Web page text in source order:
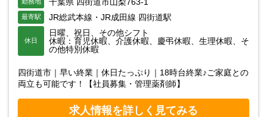
最寄駅 JR総武本線・JR成田線 四街道駅
休日
日曜、祝日、その他シフト
休暇：育児休暇、介護休暇、慶弔休暇、生理休暇、そ
の他特別休暇
四街道市｜早い終業｜休日たっぷり｜18時台終業♪ご家庭との
両立も可能です！【社員募集・管理薬剤師】
求人情報を詳しく見てみる